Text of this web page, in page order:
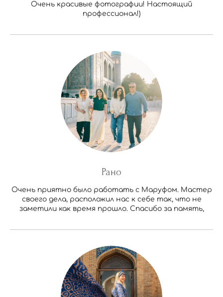
Очень красивые фотографии! Настоящий
профессионал!)
Рано
Очень приятно было работать с Маруфом. Мастер
своего дела, расположил нас к себе так, что не
заметили как время прошло. Спасибо за память,